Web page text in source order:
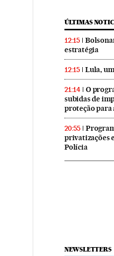
ÚLTIMAS
12:15
estratégia
12:15 Lula,
21:14
O
subidas de
proteção para
20:55
privatizações
Polícia
NEWSLETTERS